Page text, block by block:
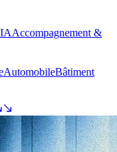
Accompagnement &
AutomobileBâtiment